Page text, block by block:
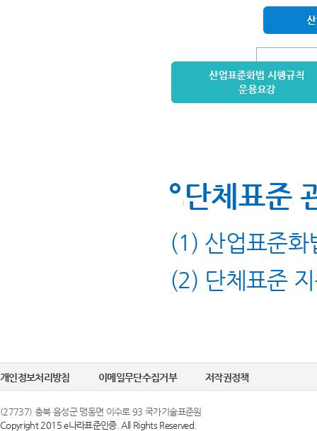
단체표준
(1) 산업표준화
(2) 단체표준
개인정보처리방침 이메일무단수집거부 저작권정책
(27737) 충북 음성군 맹동면 이수로 93 국가기술표준원
Copyright 2015 e나라표준인증. All Rights Reserved.